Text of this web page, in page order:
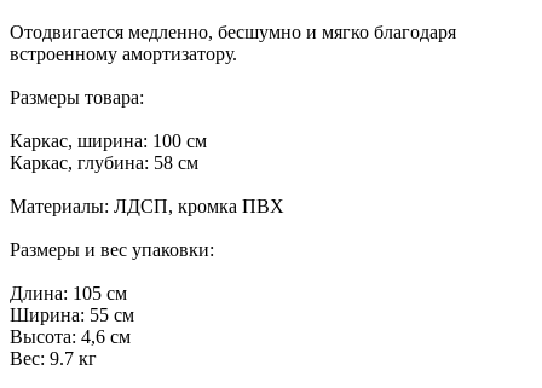
Отодвигается медленно, бесшумно и мягко благодаря
встроенному амортизатору.
Размеры товара:
Каркас, ширина: 100 см
Каркас, глубина: 58 см
Материалы: ЛДСП, кромка ПВХ
Размеры и вес упаковки:
Длина: 105 см
Ширина: 55 см
Высота: 4,6 см
Вес: 9.7 кг